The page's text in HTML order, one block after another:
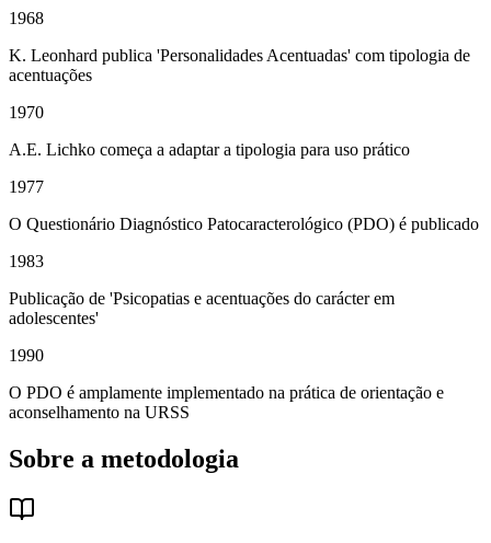
1968
K. Leonhard publica 'Personalidades Acentuadas' com tipologia de
acentuações
1970
A.E. Lichko começa a adaptar a tipologia para uso prático
1977
O Questionário Diagnóstico Patocaracterológico (PDO) é publicado
1983
Publicação de 'Psicopatias e acentuações do carácter em
adolescentes'
1990
O PDO é amplamente implementado na prática de orientação e
aconselhamento na URSS
Sobre a metodologia